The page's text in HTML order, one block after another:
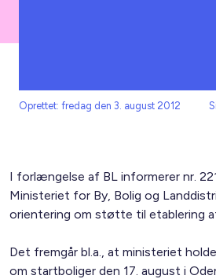
Oprettet: fredag den 3. august 2012
I forlængelse af BL informerer nr.
Ministeriet for By, Bolig og
orientering om støtte til etablering
Det fremgår bl.a., at ministeriet
om startboliger den 17. august i